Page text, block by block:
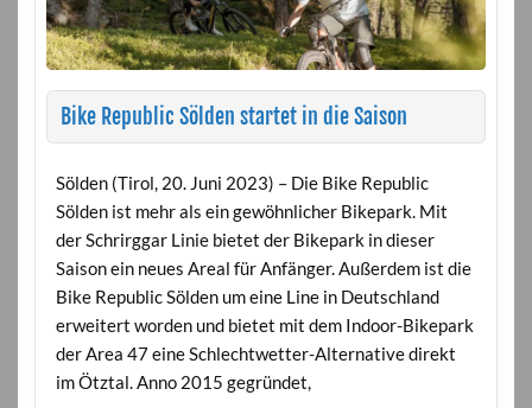
Bike Republic Sölden startet in die Saison
Sölden (Tirol, 20. Juni 2023) – Die Bike Republic
Sölden ist mehr als ein gewöhnlicher Bikepark. Mit
der Schrirggar Linie bietet der Bikepark in dieser
Saison ein neues Areal für Anfänger. Außerdem ist die
Bike Republic Sölden um eine Line in Deutschland
erweitert worden und bietet mit dem Indoor-Bikepark
der Area 47 eine Schlechtwetter-Alternative direkt
im Ötztal. Anno 2015 gegründet,